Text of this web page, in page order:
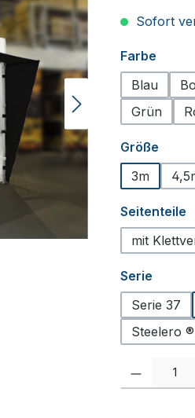
Sofort
Farbe
Blau
Grün
Größe
3m
Seitenteile
mit
Serie
Serie 37
Steelero ®
Produkt